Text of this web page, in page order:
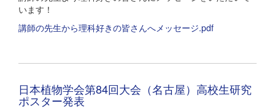
います！
講師の先生から理科好きの皆さんへメッセージ.pdf
日本植物学会第84回大会（名古屋）高校生研究
ポスター発表